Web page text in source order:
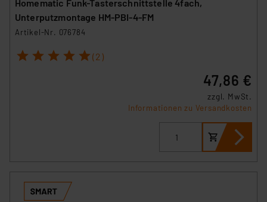
Homematic Funk-Tasterschnittstelle 4fach,
Unterputzmontage HM-PBI-4-FM
Artikel-Nr. 076784
1 2 3 4 5 (2)
47,86 €
zzgl. MwSt.
Informationen zu Versandkosten